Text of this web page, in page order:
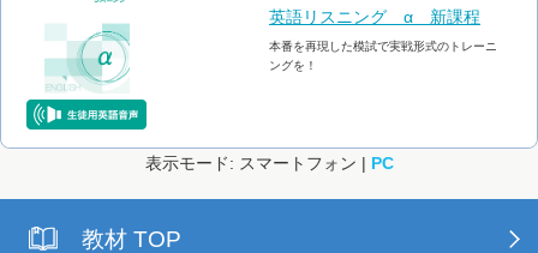
英語リスニング α 新課程
本番を再現した模試で実戦形式のトレーニ
ングを！
表示モード: スマートフォン | PC
教材 TOP